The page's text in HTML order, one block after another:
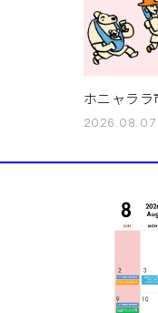
ホニャララ
2026.08.07